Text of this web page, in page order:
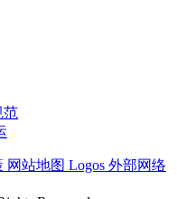
范
网站地图 Logos 外部网络